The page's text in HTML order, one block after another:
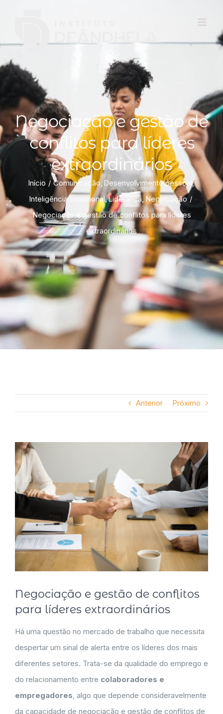
Negociação e gestão de
conflitos para líderes
extraordinários
Início Comunicação Desenvolvimento pessoal
Inteligência Emocional Liderança Negociação
Negociação e gestão de conflitos para líderes
extraordinários
Anterior Próximo
Negociação e gestão de conflitos
para líderes extraordinários
Há uma questão no mercado de trabalho que necessita
despertar um sinal de alerta entre os líderes dos mais
diferentes setores. Trata-se da qualidade do emprego e
do relacionamento entre colaboradores e
empregadores, algo que depende consideravelmente
da capacidade de negociação e gestão de conflitos de